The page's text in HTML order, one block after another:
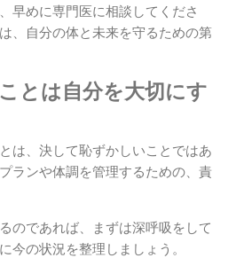
早めに専門医に相談してくださ
、自分の体と未来を守るための第
とは自分を大切にす
は、決して恥ずかしいことではあ
ランや体調を管理するための、責
のであれば、まずは深呼吸をして
今の状況を整理しましょう。